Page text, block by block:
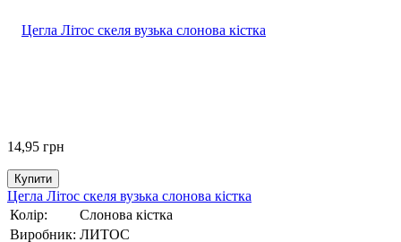
14,95 грн
Купити
Цегла Літос скеля вузька слонова кістка
Колір:
Слонова кістка
Виробник: ЛИТОС